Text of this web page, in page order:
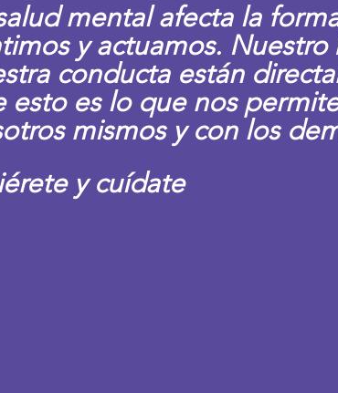
mental afecta la
y actuamos.
conducta están
esto es lo que nos
mismos y con los
y cuídate